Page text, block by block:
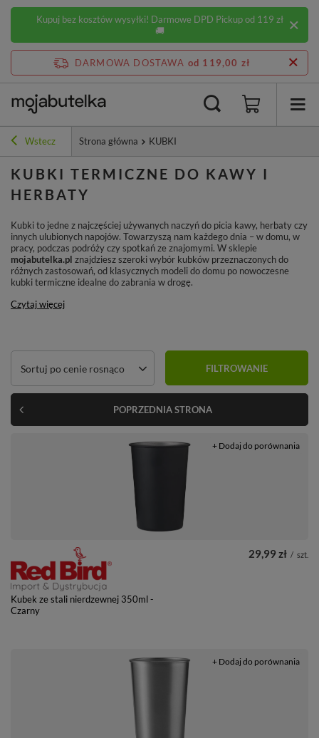
Kupuj bez kosztów wysyłki! Darmowe DPD Pickup od 119 zł
🚚
DARMOWA DOSTAWA od 119,00 zł
Wstecz Strona główna KUBKI
KUBKI TERMICZNE DO KAWY I
HERBATY
Kubki to jedne z najczęściej używanych naczyń do picia kawy, herbaty czy
innych ulubionych napojów. Towarzyszą nam każdego dnia – w domu, w
pracy, podczas podróży czy spotkań ze znajomymi. W sklepie
mojabutelka.pl znajdziesz szeroki wybór kubków przeznaczonych do
różnych zastosowań, od klasycznych modeli do domu po nowoczesne
kubki termiczne idealne do zabrania w drogę.
Czytaj więcej
Zmień sortowanie
Sortuj po cenie rosnąco FILTROWANIE
POPRZEDNIA STRONA
Kubek ze stali nierdzewnej 350ml -
Czarny
29,99 zł / szt.
+ Dodaj do porównania
+ Dodaj do porównania